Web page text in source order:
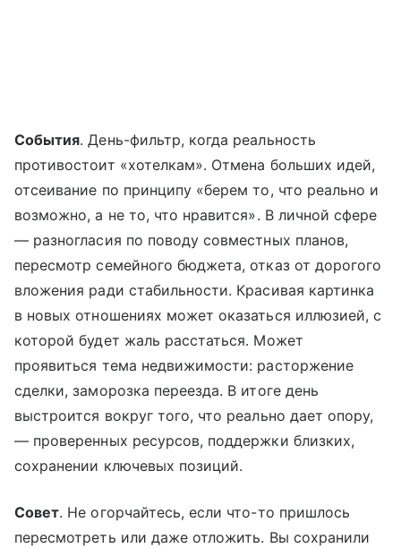
События. День-фильтр, когда реальность
противостоит «хотелкам». Отмена больших идей,
отсеивание по принципу «берем то, что реально и
возможно, а не то, что нравится». В личной сфере
— разногласия по поводу совместных планов,
пересмотр семейного бюджета, отказ от дорогого
вложения ради стабильности. Красивая картинка
в новых отношениях может оказаться иллюзией, с
которой будет жаль расстаться. Может
проявиться тема недвижимости: расторжение
сделки, заморозка переезда. В итоге день
выстроится вокруг того, что реально дает опору,
— проверенных ресурсов, поддержки близких,
сохранении ключевых позиций.
Совет. Не огорчайтесь, если что-то пришлось
пересмотреть или даже отложить. Вы сохранили